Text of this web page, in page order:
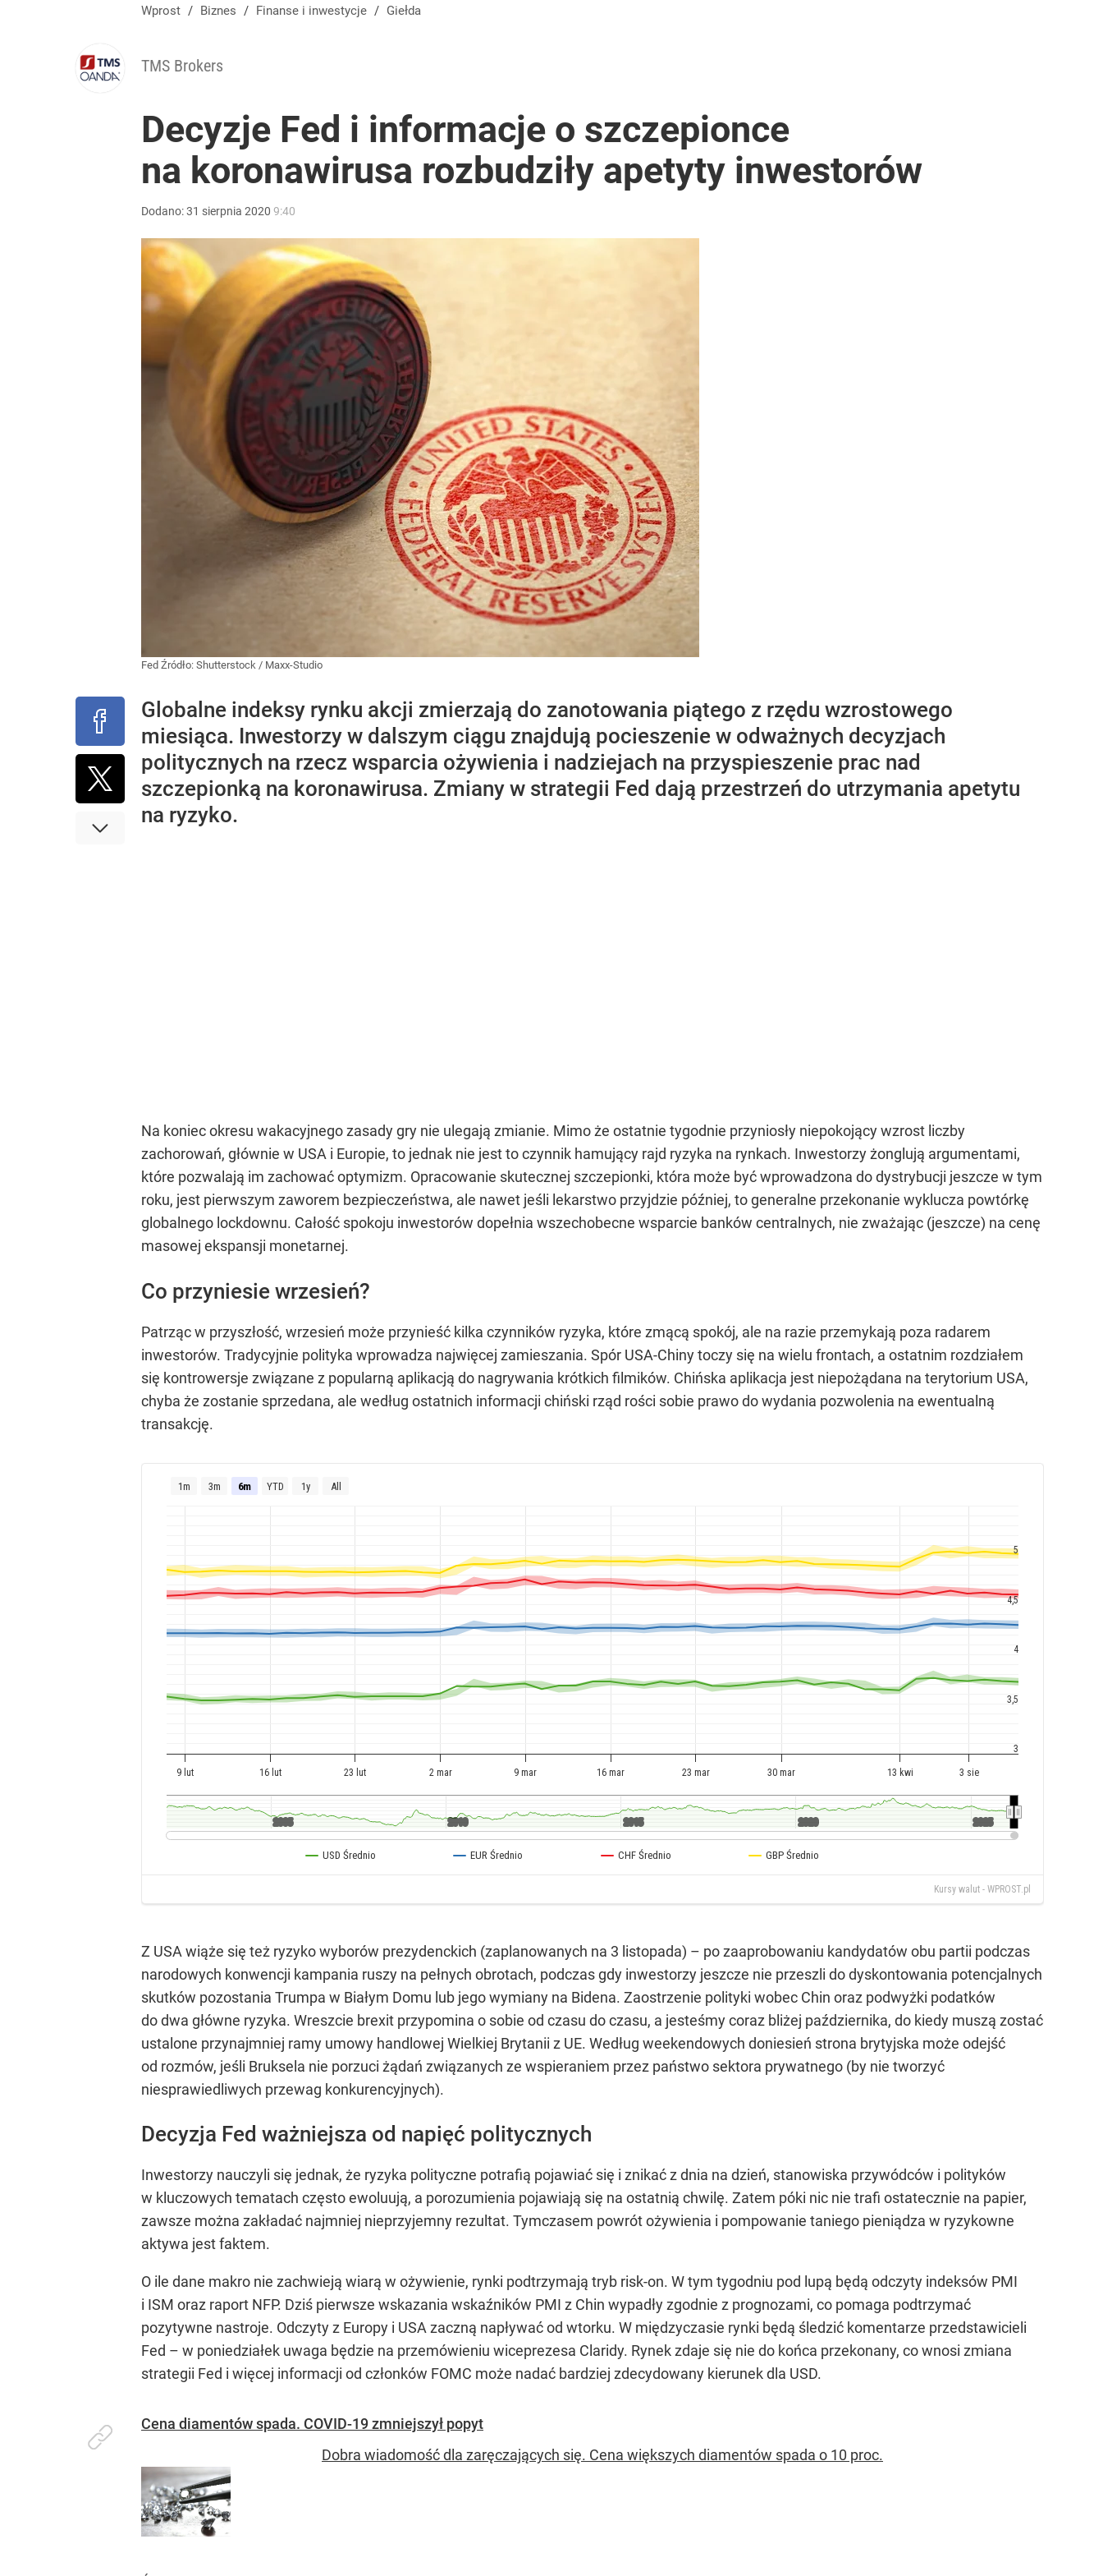
Wprost / Biznes / Finanse i inwestycje / Giełda
TMS Brokers
Decyzje Fed i informacje o szczepionce
na koronawirusa rozbudziły apetyty inwestorów
Dodano:31 sierpnia 2020 9:40
Fed Źródło: Shutterstock / Maxx-Studio
Globalne indeksy rynku akcji zmierzają do zanotowania piątego z rzędu wzrostowego
miesiąca. Inwestorzy w dalszym ciągu znajdują pocieszenie w odważnych decyzjach
politycznych na rzecz wsparcia ożywienia i nadziejach na przyspieszenie prac nad
szczepionką na koronawirusa. Zmiany w strategii Fed dają przestrzeń do utrzymania apetytu
na ryzyko.
Na koniec okresu wakacyjnego zasady gry nie ulegają zmianie. Mimo że ostatnie tygodnie przyniosły niepokojący wzrost liczby
zachorowań, głównie w USA i Europie, to jednak nie jest to czynnik hamujący rajd ryzyka na rynkach. Inwestorzy żonglują argumentami,
które pozwalają im zachować optymizm. Opracowanie skutecznej szczepionki, która może być wprowadzona do dystrybucji jeszcze w tym
roku, jest pierwszym zaworem bezpieczeństwa, ale nawet jeśli lekarstwo przyjdzie później, to generalne przekonanie wyklucza powtórkę
globalnego lockdownu. Całość spokoju inwestorów dopełnia wszechobecne wsparcie banków centralnych, nie zważając (jeszcze) na cenę
masowej ekspansji monetarnej.
Co przyniesie wrzesień?
Patrząc w przyszłość, wrzesień może przynieść kilka czynników ryzyka, które zmącą spokój, ale na razie przemykają poza radarem
inwestorów. Tradycyjnie polityka wprowadza najwięcej zamieszania. Spór USA-Chiny toczy się na wielu frontach, a ostatnim rozdziałem
się kontrowersje związane z popularną aplikacją do nagrywania krótkich filmików. Chińska aplikacja jest niepożądana na terytorium USA,
chyba że zostanie sprzedana, ale według ostatnich informacji chiński rząd rości sobie prawo do wydania pozwolenia na ewentualną
transakcję.
Z USA wiąże się też ryzyko wyborów prezydenckich (zaplanowanych na 3 listopada) – po zaaprobowaniu kandydatów obu partii podczas
narodowych konwencji kampania ruszy na pełnych obrotach, podczas gdy inwestorzy jeszcze nie przeszli do dyskontowania potencjalnych
skutków pozostania Trumpa w Białym Domu lub jego wymiany na Bidena. Zaostrzenie polityki wobec Chin oraz podwyżki podatków
do dwa główne ryzyka. Wreszcie brexit przypomina o sobie od czasu do czasu, a jesteśmy coraz bliżej października, do kiedy muszą zostać
ustalone przynajmniej ramy umowy handlowej Wielkiej Brytanii z UE. Według weekendowych doniesień strona brytyjska może odejść
od rozmów, jeśli Bruksela nie porzuci żądań związanych ze wspieraniem przez państwo sektora prywatnego (by nie tworzyć
niesprawiedliwych przewag konkurencyjnych).
Decyzja Fed ważniejsza od napięć politycznych
Inwestorzy nauczyli się jednak, że ryzyka polityczne potrafią pojawiać się i znikać z dnia na dzień, stanowiska przywódców i polityków
w kluczowych tematach często ewoluują, a porozumienia pojawiają się na ostatnią chwilę. Zatem póki nic nie trafi ostatecznie na papier,
zawsze można zakładać najmniej nieprzyjemny rezultat. Tymczasem powrót ożywienia i pompowanie taniego pieniądza w ryzykowne
aktywa jest faktem.
O ile dane makro nie zachwieją wiarą w ożywienie, rynki podtrzymają tryb risk-on. W tym tygodniu pod lupą będą odczyty indeksów PMI
i ISM oraz raport NFP. Dziś pierwsze wskazania wskaźników PMI z Chin wypadły zgodnie z prognozami, co pomaga podtrzymać
pozytywne nastroje. Odczyty z Europy i USA zaczną napływać od wtorku. W międzyczasie rynki będą śledzić komentarze przedstawicieli
Fed – w poniedziałek uwaga będzie na przemówieniu wiceprezesa Claridy. Rynek zdaje się nie do końca przekonany, co wnosi zmiana
strategii Fed i więcej informacji od członków FOMC może nadać bardziej zdecydowany kierunek dla USD.
Cena diamentów spada. COVID-19 zmniejszył popyt
Dobra wiadomość dla zaręczających się. Cena większych diamentów spada o 10 proc.